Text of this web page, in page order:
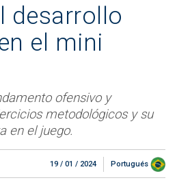
desarrollo
el mini
ofensivo y
metodológicos y su
en el juego.
19 / 01 / 2024 Portugués